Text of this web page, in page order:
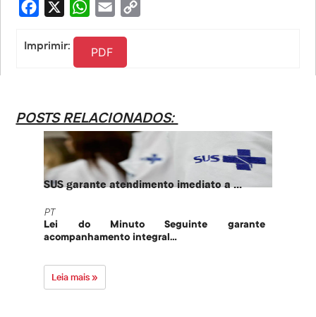
Facebook WhatsApp
Email
Imprimir: PDF
POSTS RELACIONADOS:
SUS garante atendimento imediato a ...
PT
Lei do Minuto Seguinte garante
acompanhamento integral...
Leia mais »